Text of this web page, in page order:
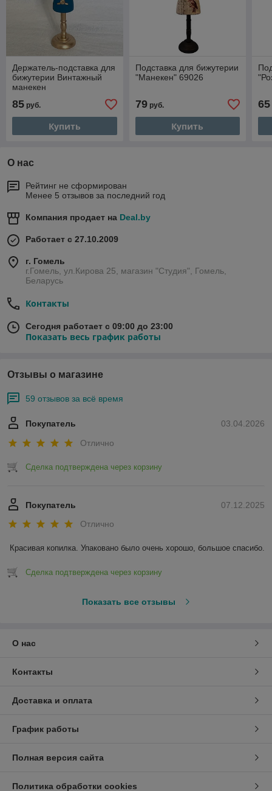
Держатель-подставка для
бижутерии Винтажный
манекен
85 руб.
Купить
Подставка для бижутерии
"Манекен" 69026
79руб.
Купить
65
О нас
Рейтинг не сформирован
Менее 5 отзывов за последний год
Компания продает на Deal.by
Работает с 27.10.2009
г. Гомель
г.Гомель, ул.Кирова 25, магазин "Студия", Гомель,
Беларусь
Контакты
Сегодня работает с 09:00 до 23:00
Показать весь график работы
Отзывы о магазине
59 отзывов за всё время
03.04.2026
Покупатель
Отлично
Сделка подтверждена через корзину
07.12.2025
Покупатель
Отлично
Красивая копилка. Упаковано было очень хорошо, большое спасибо.
Сделка подтверждена через корзину
Показать все отзывы
О нас
Контакты
Доставка и оплата
График работы
Полная версия сайта
Политика обработки cookies